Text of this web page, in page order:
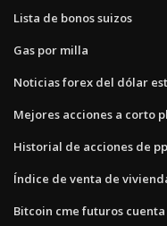
Lista de bonos suizos
Gas por milla
Noticias forex del dólar
Mejores acciones a corto
Historial de acciones de
Índice de venta de
Bitcoin cme futuros